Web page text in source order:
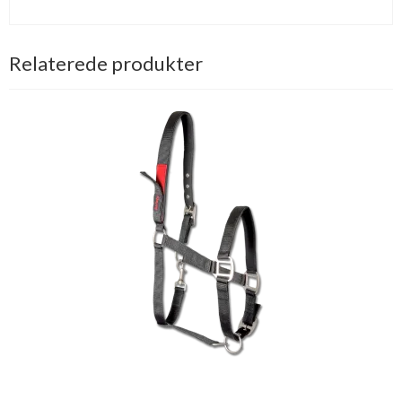
Relaterede produkter